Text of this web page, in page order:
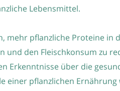
Lebensmittel.
mehr pflanzliche Proteine in
und den Fleischkonsum zu
Erkenntnisse über die
einer pflanzlichen Ernährung